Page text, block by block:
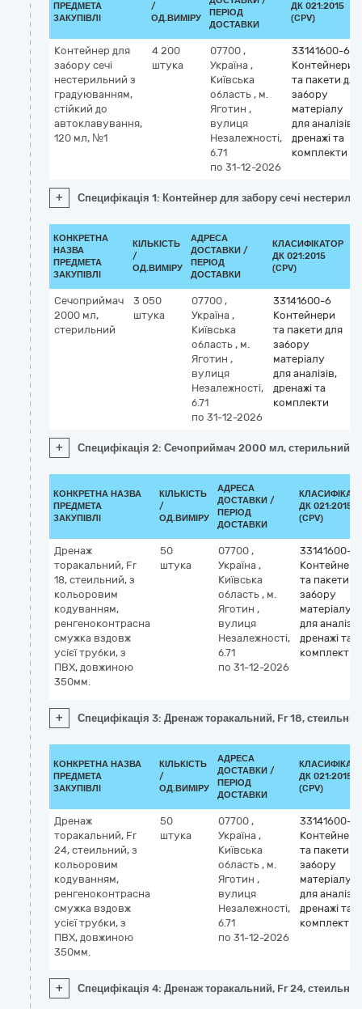
ПРЕДМЕТА
ЗАКУПІВЛІ
/
ОД.ВИМІРУ
ПЕРІОД
ДОСТАВКИ
ДК 021:2015
(CPV)
Контейнер для
забору сечі
нестерильний з
градуюванням,
стійкий до
автоклавування,
120 мл, №1
4 200
штука
07700 ,
Україна ,
Київська
область , м.
Яготин ,
вулиця
Незалежності,
б.71
по 31-12-2026
33141600-6
Контейнери
та пакети для
забору
матеріалу
для аналізів,
дренажі та
комплекти
+ Специфікація 1: Контейнер для забору сечі
КОНКРЕТНА
НАЗВА
ПРЕДМЕТА
ЗАКУПІВЛІ
КІЛЬКІСТЬ
/
ОД.ВИМІРУ
АДРЕСА
ДОСТАВКИ /
ПЕРІОД
ДОСТАВКИ
КЛАСИФІКАТОР
ДК 021:2015
(CPV)
Сечоприймач
2000 мл,
стерильний
3 050
штука
07700 ,
Україна ,
Київська
область , м.
Яготин ,
вулиця
Незалежності,
б.71
по 31-12-2026
33141600-6
Контейнери
та пакети для
забору
матеріалу
для аналізів,
дренажі та
комплекти
+ Специфікація 2: Сечоприймач 2000 мл, стерильний
КОНКРЕТНА НАЗВА
ПРЕДМЕТА
ЗАКУПІВЛІ
КІЛЬКІСТЬ
/
ОД.ВИМІРУ
АДРЕСА
ДОСТАВКИ /
ПЕРІОД
ДОСТАВКИ
ДК 021:2015
(CPV)
Дренаж
торакальний, Fr
18, стеильний, з
кольоровим
кодуванням,
ренгеноконтрасна
смужка вздовж
усієї трубки, з
ПВХ, довжиною
350мм.
50
штука
07700 ,
Україна ,
Київська
область , м.
Яготин ,
вулиця
Незалежності,
б.71
по 31-12-2026
33141600-6
Контейнери
та пакети
забору
матеріалу
для
дренажі та
комплекти
+ Специфікація 3: Дренаж торакальний, Fr 18,
КОНКРЕТНА НАЗВА
ПРЕДМЕТА
ЗАКУПІВЛІ
КІЛЬКІСТЬ
/
ОД.ВИМІРУ
АДРЕСА
ДОСТАВКИ /
ПЕРІОД
ДОСТАВКИ
ДК 021:2015
(CPV)
Дренаж
торакальний, Fr
24, стеильний, з
кольоровим
кодуванням,
ренгеноконтрасна
смужка вздовж
усієї трубки, з
ПВХ, довжиною
350мм.
50
штука
07700 ,
Україна ,
Київська
область , м.
Яготин ,
вулиця
Незалежності,
б.71
по 31-12-2026
33141600-6
Контейнери
та пакети
забору
матеріалу
для
дренажі та
комплекти
+ Специфікація 4: Дренаж торакальний, Fr 24,